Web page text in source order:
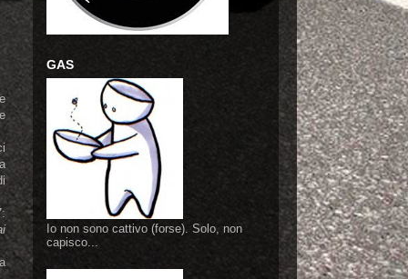
GAS
Io non sono cattivo (forse). Solo, non
capisco...